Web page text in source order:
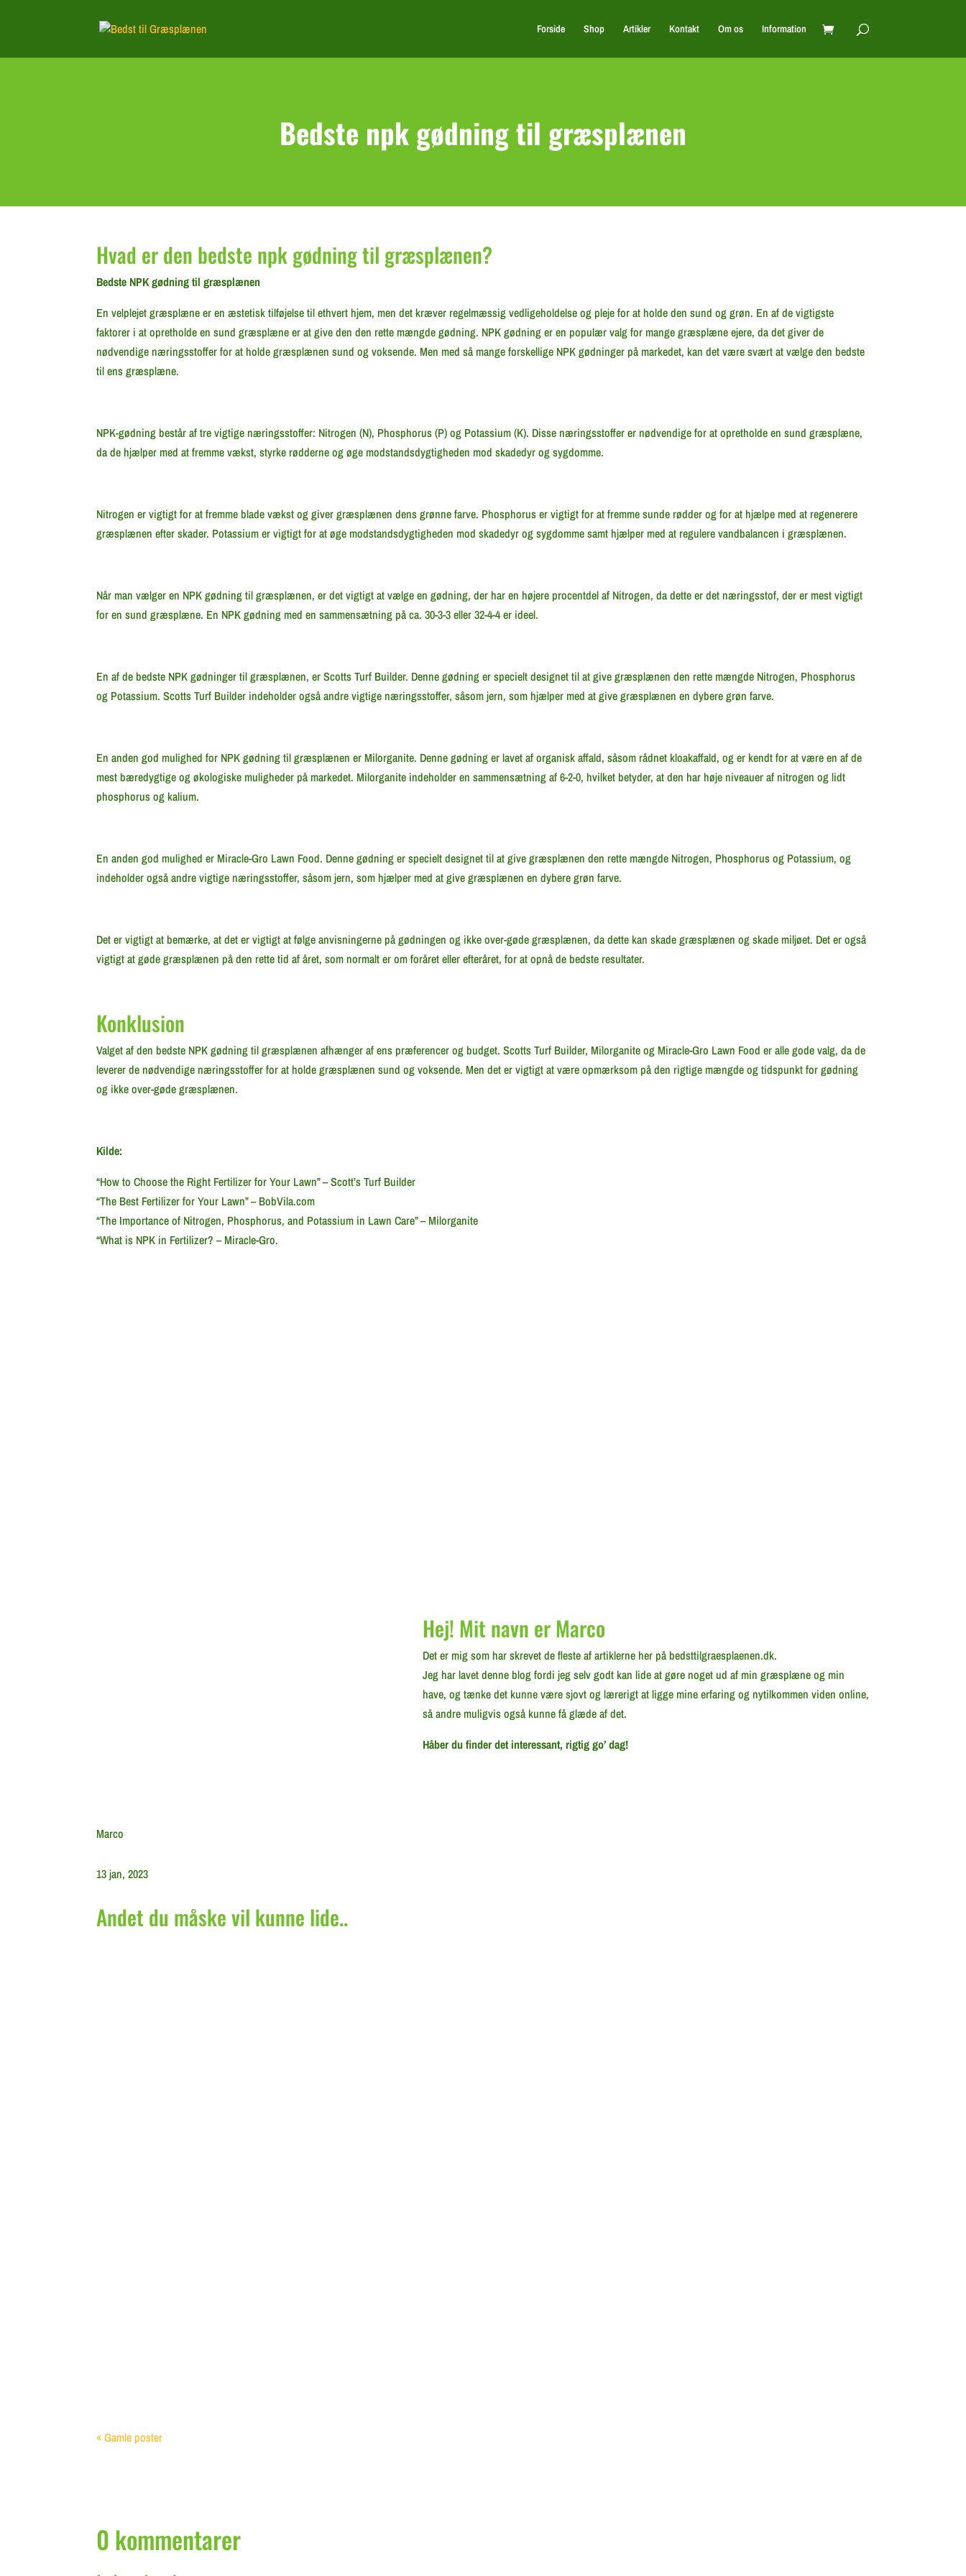
Forside Shop Artikler Kontakt Om os Information
Bedste npk gødning til græsplænen
Hvad er den bedste npk gødning til græsplænen?
Bedste NPK gødning til græsplænen
En velplejet græsplæne er en æstetisk tilføjelse til ethvert hjem, men det kræver regelmæssig vedligeholdelse og pleje for at holde den sund og grøn. En af de vigtigste
faktorer i at opretholde en sund græsplæne er at give den den rette mængde gødning. NPK gødning er en populær valg for mange græsplæne ejere, da det giver de
nødvendige næringsstoffer for at holde græsplænen sund og voksende. Men med så mange forskellige NPK gødninger på markedet, kan det være svært at vælge den bedste
til ens græsplæne.
NPK-gødning består af tre vigtige næringsstoffer: Nitrogen (N), Phosphorus (P) og Potassium (K). Disse næringsstoffer er nødvendige for at opretholde en sund græsplæne,
da de hjælper med at fremme vækst, styrke rødderne og øge modstandsdygtigheden mod skadedyr og sygdomme.
Nitrogen er vigtigt for at fremme blade vækst og giver græsplænen dens grønne farve. Phosphorus er vigtigt for at fremme sunde rødder og for at hjælpe med at regenerere
græsplænen efter skader. Potassium er vigtigt for at øge modstandsdygtigheden mod skadedyr og sygdomme samt hjælper med at regulere vandbalancen i græsplænen.
Når man vælger en NPK gødning til græsplænen, er det vigtigt at vælge en gødning, der har en højere procentdel af Nitrogen, da dette er det næringsstof, der er mest vigtigt
for en sund græsplæne. En NPK gødning med en sammensætning på ca. 30-3-3 eller 32-4-4 er ideel.
En af de bedste NPK gødninger til græsplænen, er Scotts Turf Builder. Denne gødning er specielt designet til at give græsplænen den rette mængde Nitrogen, Phosphorus
og Potassium. Scotts Turf Builder indeholder også andre vigtige næringsstoffer, såsom jern, som hjælper med at give græsplænen en dybere grøn farve.
En anden god mulighed for NPK gødning til græsplænen er Milorganite. Denne gødning er lavet af organisk affald, såsom rådnet kloakaffald, og er kendt for at være en af de
mest bæredygtige og økologiske muligheder på markedet. Milorganite indeholder en sammensætning af 6-2-0, hvilket betyder, at den har høje niveauer af nitrogen og lidt
phosphorus og kalium.
En anden god mulighed er Miracle-Gro Lawn Food. Denne gødning er specielt designet til at give græsplænen den rette mængde Nitrogen, Phosphorus og Potassium, og
indeholder også andre vigtige næringsstoffer, såsom jern, som hjælper med at give græsplænen en dybere grøn farve.
Det er vigtigt at bemærke, at det er vigtigt at følge anvisningerne på gødningen og ikke over-gøde græsplænen, da dette kan skade græsplænen og skade miljøet. Det er også
vigtigt at gøde græsplænen på den rette tid af året, som normalt er om foråret eller efteråret, for at opnå de bedste resultater.
Konklusion
Valget af den bedste NPK gødning til græsplænen afhænger af ens præferencer og budget. Scotts Turf Builder, Milorganite og Miracle-Gro Lawn Food er alle gode valg, da de
leverer de nødvendige næringsstoffer for at holde græsplænen sund og voksende. Men det er vigtigt at være opmærksom på den rigtige mængde og tidspunkt for gødning
og ikke over-gøde græsplænen.
Kilde:
“How to Choose the Right Fertilizer for Your Lawn” – Scott’s Turf Builder
“The Best Fertilizer for Your Lawn” – BobVila.com
“The Importance of Nitrogen, Phosphorus, and Potassium in Lawn Care” – Milorganite
“What is NPK in Fertilizer? – Miracle-Gro.
Hej! Mit navn er Marco
Det er mig som har skrevet de fleste af artiklerne her på bedsttilgraesplaenen.dk.
Jeg har lavet denne blog fordi jeg selv godt kan lide at gøre noget ud af min græsplæne og min
have, og tænke det kunne være sjovt og lærerigt at ligge mine erfaring og nytilkommen viden online,
så andre muligvis også kunne få glæde af det.
Håber du finder det interessant, rigtig go’ dag!
Marco
13 jan, 2023
Andet du måske vil kunne lide..
« Gamle poster
0 kommentarer